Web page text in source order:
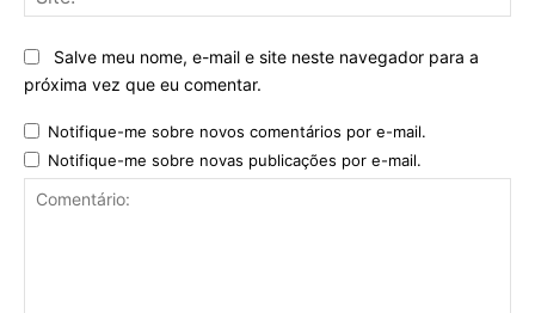
Salve meu nome, e-mail e site neste navegador para a
próxima vez que eu comentar.
Notifique-me sobre novos comentários por e-mail.
Notifique-me sobre novas publicações por e-mail.